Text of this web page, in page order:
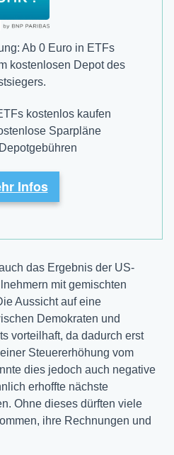
Ab 0 Euro in ETFs
kostenlosen Depot des
kostenlos kaufen
Sparpläne
Infos
das Ergebnis der US-
mit gemischten
Aussicht auf eine
Demokraten und
vorteilhaft, da dadurch erst
Steuererhöhung vom
dies jedoch auch negative
erhoffte nächste
Ohne dieses dürften viele
ihre Rechnungen und